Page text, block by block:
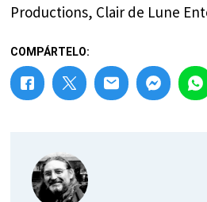
Productions, Clair de Lune
COMPÁRTELO: